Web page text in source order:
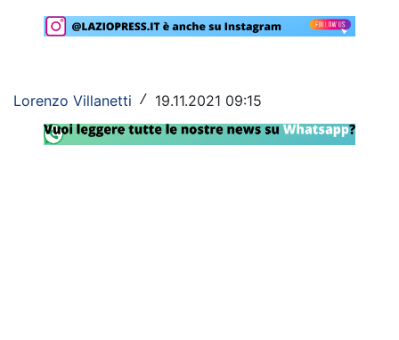
Calciomercato
Rassegna Lazio
Social
Lorenzo Villanetti / 19.11.2021 09:15